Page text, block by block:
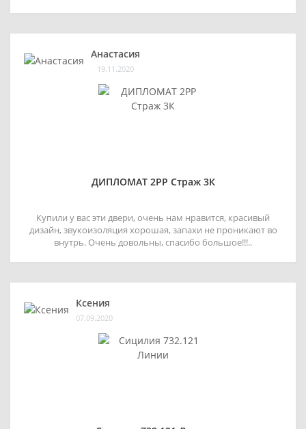
Анастасия
19.11.2020
ДИПЛОМАТ 2РР Страж 3К
Купили у вас эти двери, очень нам нравится, красивый
дизайн, звукоизоляция хорошая, запахи не проникают во
внутрь. Очень довольны, спасибо большое!!!..
Ксения
07.09.2020